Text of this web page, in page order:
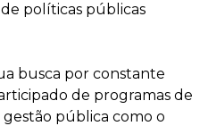
políticas públicas
busca por constante
de programas de
pública como o